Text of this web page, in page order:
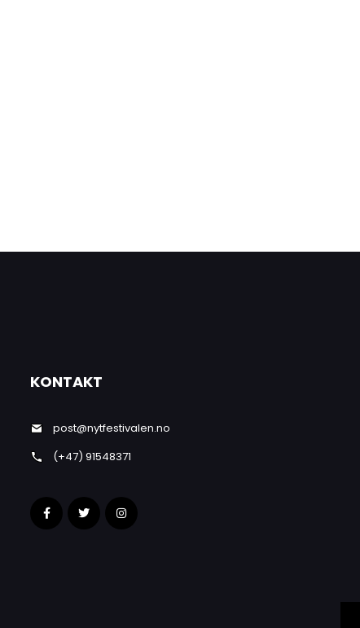
KONTAKT
post@nytfestivalen.no
(+47) 91548371